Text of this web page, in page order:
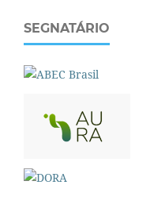
SEGNATÁRIO